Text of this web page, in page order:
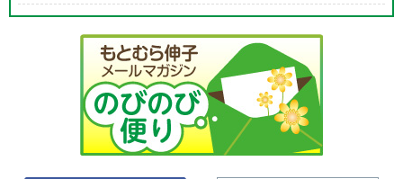
かを判断し、後任を不補充とすることにより生じた欠員について減員を
また、裁判所事務官につきましては、既存業務の見直し、例えば庁舎新
営の終了に伴う事務の減少分等について、合理化による減員を行うもの
であり、いずれも裁判所の事件処理に影響が出るものではないというふ
うに考えております。
裁判所といたしましては、引き続き、今後の事件動向や事件処理状況を
踏まえつつ、必要な人的体制の整備について検討を続けてまいりたいと
考えております。